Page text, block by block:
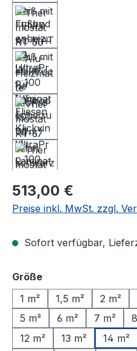
Regulärer Preis:
513,00 €
Preise inkl. MwSt. zzgl.
Sofort verfügbar,
Größeauswählen
1 m²
1,5 m² 2 m²
5 m²
6 m² 7 m²
12 m²
13 m² 14 m²